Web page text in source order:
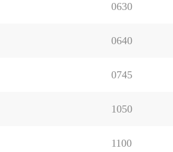
0630
0640
0745
1050
1100